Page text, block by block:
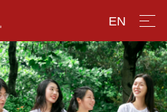
EN